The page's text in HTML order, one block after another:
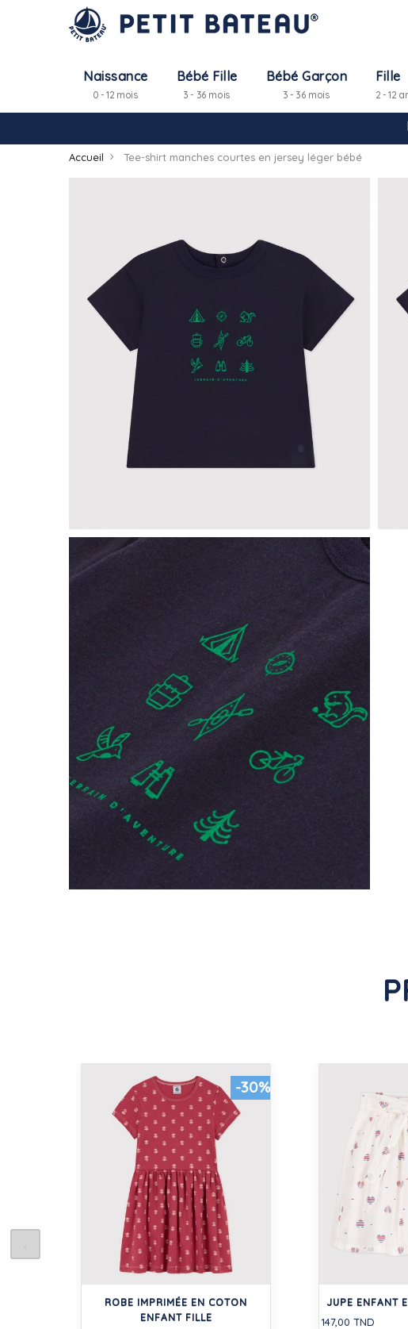
Naissance
0 - 12 mois
Bébé Fille
3 - 36 mois
Bébé Garçon
3 - 36 mois
Fille
2 - 12
-10%
Accueil Tee-shirt manches courtes en jersey léger bébé
-30%
ROBE IMPRIMÉE EN COTON
ENFANT FILLE
JUPE ENFANT
147,00 TND